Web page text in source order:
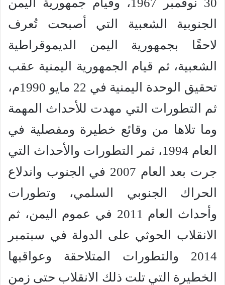
30 نوفمبر 1967، وقيام جمهورية اليمن
الجنوبية الشعبية التي أصبحت تُعرف
لاحقًا بجمهورية اليمن الديموقراطية
الشعبية، ثم قيام الجمهورية اليمنية عقب
تحقيق الوحدة اليمنية في 22 مايو 1990م،
ثم التطورات التي مهدت للأحداث المهمة
وما تلاها من وقائع خطيرة ومفصلية في
العام 1994، ثمر التطورات والأحداث التي
جرت بعد العام 2007 في الجنوب واندلاع
الحراك الجنوبي السلمي، وتطورات
وأحداث العام 2011 في عموم اليمن، ثم
الانقلاب الحوثي على الدولة في سبتمبر
2014 والتطورات المتلاحقة وعواقبها
الخطيرة التي تلت ذلك الانقلاب حتى زمن